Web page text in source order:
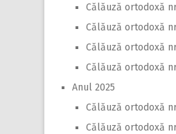
Călăuză ortodoxă
Călăuză ortodoxă
Călăuză ortodoxă
Călăuză ortodoxă
Anul 2025
Călăuză ortodoxă
Călăuză ortodoxă